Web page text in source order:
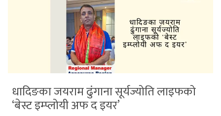
धादिङका जयराम ढुंगाना सूर्यज्योति लाइफको
‘बेस्ट इम्प्लोयी अफ द इयर’